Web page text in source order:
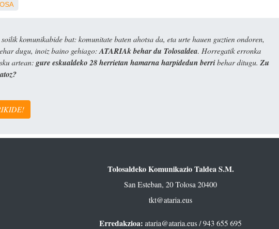
komunikabide bat: komunitate baten ahotsa da, eta urte hauen guztien ondoren,
dugu, inoiz baino gehiago:ATARIAk behar du Tolosaldea. Horregatik erronka
artean: gure eskualdeko 28 herrietan hamarna harpidedun berribehar ditugu. Zu
Tolosaldeko Komunikazio Taldea S.M.
San Esteban, 20 Tolosa 20400
tkt@ataria.eus
Erredakzioa: ataria@ataria.eus/ 943 655 695